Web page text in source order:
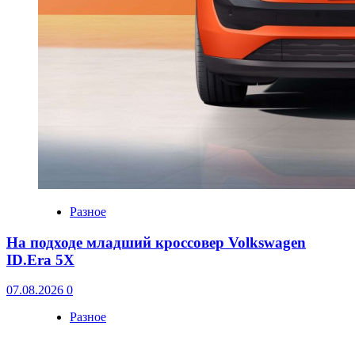
Разное
На подходе младший кроссовер Volkswagen
ID.Era 5X
07.08.2026 0
Разное